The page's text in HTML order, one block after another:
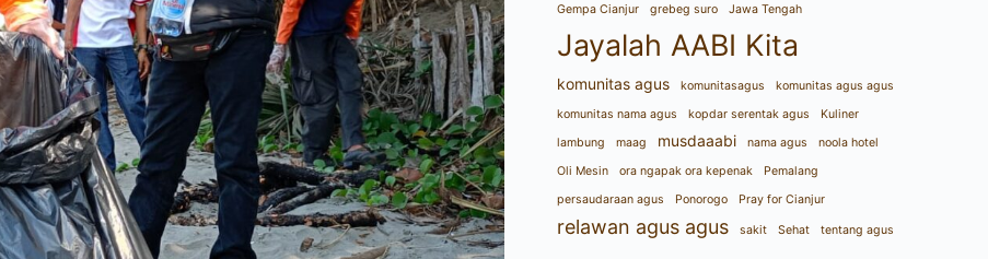
Gempa Cianjur
grebeg suro Jawa Tengah
Jayalah AABI Kita
komunitas agus komunitasagus
komunitas agus agus
komunitas nama agus
kopdar serentak agus
Kuliner
lambung
maag musdaaabi nama agus
noola hotel
Oli Mesin
ora ngapak ora kepenak
Pemalang
persaudaraan agus
Ponorogo Pray for Cianjur
relawan agus agus sakit Sehat tentang agus